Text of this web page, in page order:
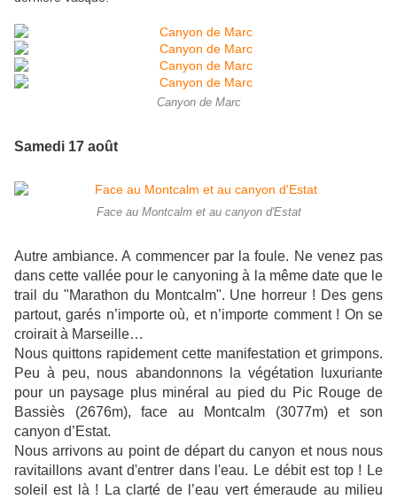
Canyon de Marc
Samedi 17 août
Face au Montcalm et au canyon d'Estat
Autre ambiance. A commencer par la foule. Ne venez pas
dans cette vallée pour le canyoning à la même date que le
trail du "Marathon du Montcalm". Une horreur ! Des gens
partout, garés n’importe où, et n’importe comment ! On se
croirait à Marseille…
Nous quittons rapidement cette manifestation et grimpons.
Peu à peu, nous abandonnons la végétation luxuriante
pour un paysage plus minéral au pied du Pic Rouge de
Bassiès (2676m), face au Montcalm (3077m) et son
canyon d’Estat.
Nous arrivons au point de départ du canyon et nous nous
ravitaillons avant d'entrer dans l'eau. Le débit est top ! Le
soleil est là ! La clarté de l’eau vert émeraude au milieu